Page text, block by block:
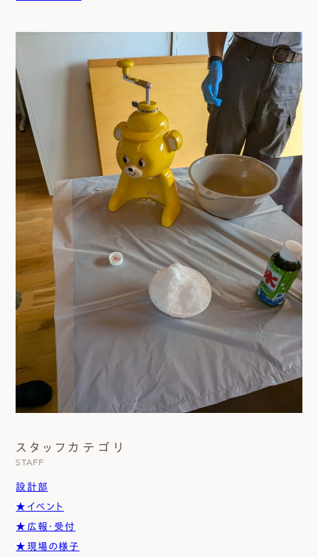
スタッフカテゴリ
STAFF
設計部
★イベント
★広報・受付
★現場の様子